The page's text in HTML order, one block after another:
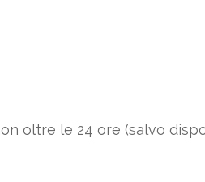
oltre le 24 ore (salvo